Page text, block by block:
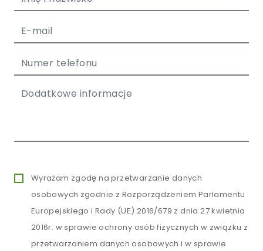
Wyrażam zgodę na przetwarzanie danych
osobowych zgodnie z Rozporządzeniem Parlamentu
Europejskiego i Rady (UE) 2016/679 z dnia 27 kwietnia
2016r. w sprawie ochrony osób fizycznych w związku z
przetwarzaniem danych osobowych i w sprawie